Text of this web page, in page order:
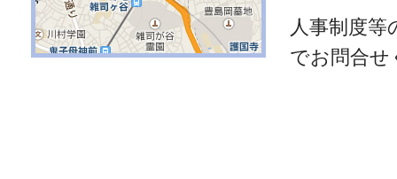
人事制度等
でお問合せ